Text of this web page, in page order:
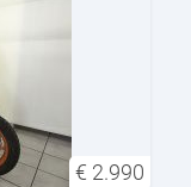
€ 2.990